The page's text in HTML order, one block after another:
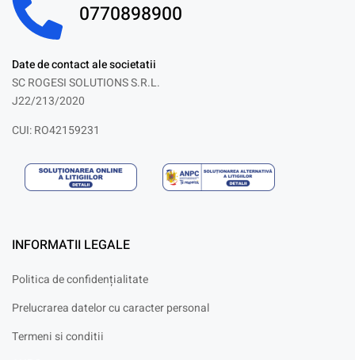
0770898900
Date de contact ale societatii
SC ROGESI SOLUTIONS S.R.L.
J22/213/2020
CUI: RO42159231
INFORMATII LEGALE
Politica de confidențialitate
Prelucrarea datelor cu caracter personal
Termeni si conditii